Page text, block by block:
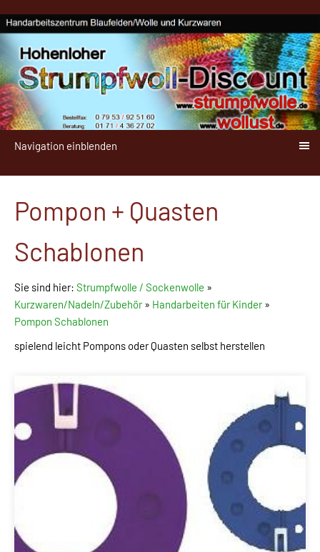
Navigation einblenden
Pompon + Quasten
Schablonen
Sie sind hier: Strumpfwolle / Sockenwolle »
Kurzwaren/Nadeln/Zubehör» Handarbeiten für Kinder»
Pompon Schablonen
spielend leicht Pompons oder Quasten selbst herstellen